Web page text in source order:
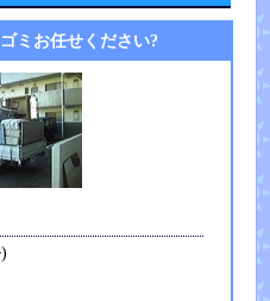
ミお任せください?
ル)